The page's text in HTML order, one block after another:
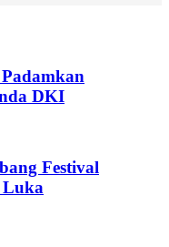
DKI
Festival
Luka